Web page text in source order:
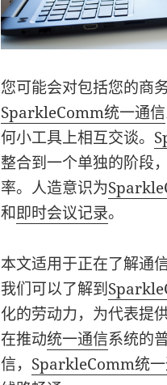
您可能会对包括您的商
SparkleComm统一通信
何小工具上相互交谈。
整合到一个单独的阶段
率。人造意识为
和即时会议记录。
本文适用于正在了解通
我们可以了解到
化的劳动力，为代表提
在推动统一通信系统的
信， SparkleComm统